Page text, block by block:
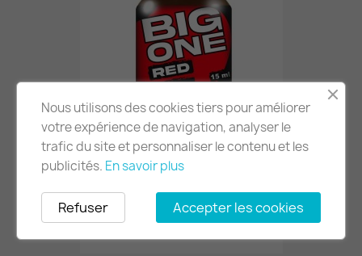
Poppers Big One Red 15 Ml
13,90 €11,82 €
AJOUTER AU PANIER
Nous utilisons des cookies tiers pour améliorer
votre expérience de navigation, analyser le
trafic du site et personnaliser le contenu et les
publicités. En savoir plus
Accepter les cookies
Refuser